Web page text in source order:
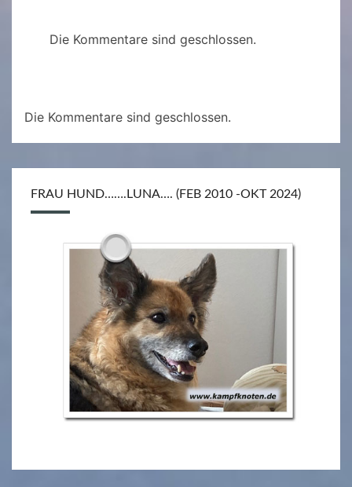
Die Kommentare sind geschlossen.
Die Kommentare sind geschlossen.
FRAU HUND…….LUNA…. (FEB 2010 -OKT 2024)